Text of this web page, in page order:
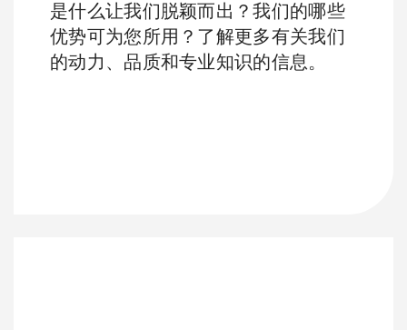
是什么让我们脱颖而出？我们的哪些
优势可为您所用？了解更多有关我们
的动力、品质和专业知识的信息。